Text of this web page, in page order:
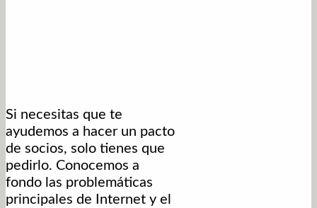
Si necesitas que te
ayudemos a hacer un pacto
de socios, solo tienes que
pedirlo. Conocemos a
fondo las problemáticas
principales de Internet y el